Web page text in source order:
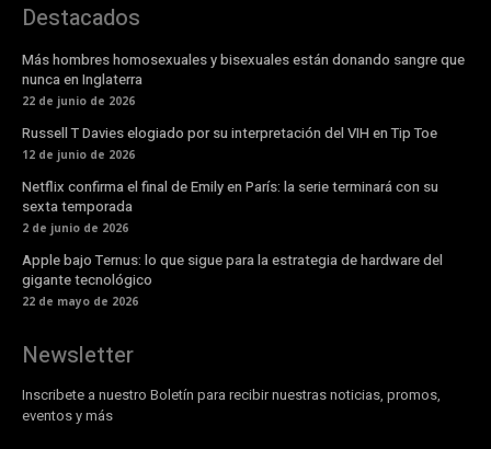
Destacados
Más hombres homosexuales y bisexuales están donando sangre que
nunca en Inglaterra
22 de junio de 2026
Russell T Davies elogiado por su interpretación del VIH en Tip Toe
12 de junio de 2026
Netflix confirma el final de Emily en París: la serie terminará con su
sexta temporada
2 de junio de 2026
Apple bajo Ternus: lo que sigue para la estrategia de hardware del
gigante tecnológico
22 de mayo de 2026
Newsletter
Inscribete a nuestro Boletín para recibir nuestras noticias, promos,
eventos y más